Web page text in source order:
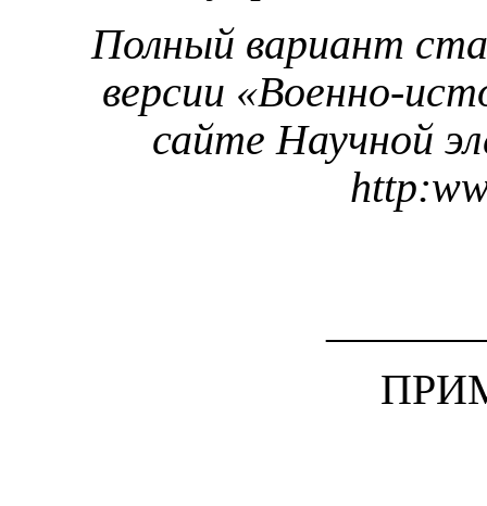
Полный вариант
версии «Военно-
сайте Научной
http: